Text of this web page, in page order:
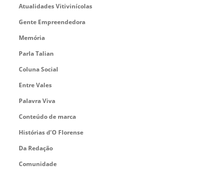
Atualidades Vitivinícolas
Gente Empreendedora
Memória
Parla Talian
Coluna Social
Entre Vales
Palavra Viva
Conteúdo de marca
Histórias d’O Florense
Da Redação
Comunidade